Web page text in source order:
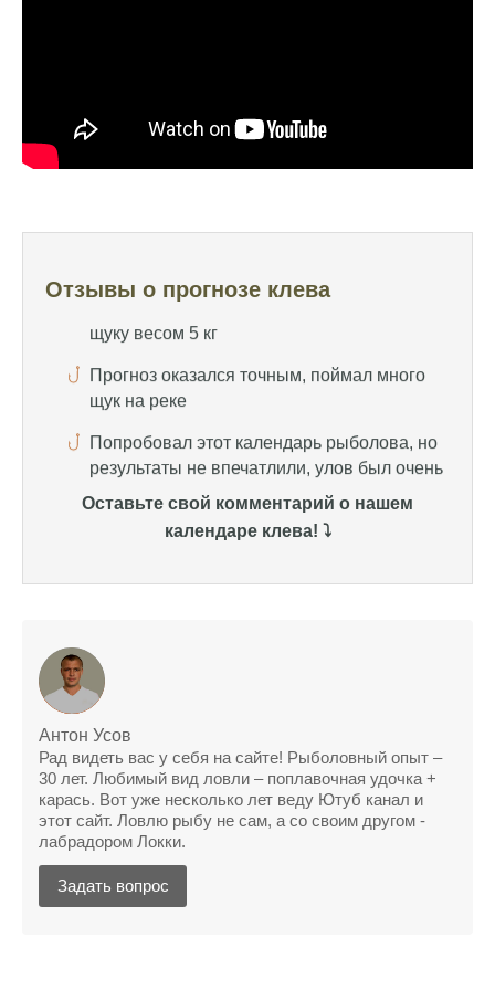
Отзывы о прогнозе клева
Календарь рыболова иногда работает,
щук на реке
Попробовал этот календарь рыболова, но
скромным
отлично, уловил карпа и налима
Уже второй раз пользуюсь этим прогнозом,
всегда помогает найти активных хищников
поймать крупного щуку, удивлен, но это
Сегодняшний прогноз клева оказался
полной ерундой, ни одной рыбы не поймал
"удачный" прогноз клева, разочарован
Сегодняшний прогноз клева позволил мне
успешно поймать крупную щуку.
неделю обещает хорошие результаты.
Оставьте свой комментарий о нашем
календаре клева! ⤵️
Антон Усов
Рад видеть вас у себя на сайте! Рыболовный опыт –
30 лет. Любимый вид ловли – поплавочная удочка +
карась. Вот уже несколько лет веду Ютуб канал и
этот сайт. Ловлю рыбу не сам, а со своим другом -
лабрадором Локки.
Задать вопрос